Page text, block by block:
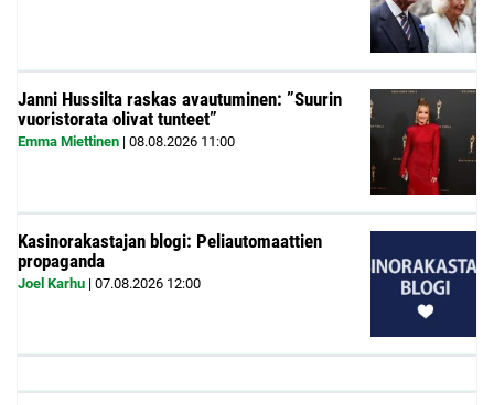
Janni Hussilta raskas avautuminen: ”Suurin
vuoristorata olivat tunteet”
Emma Miettinen | 08.08.2026 11:00
Kasinorakastajan blogi: Peliautomaattien
propaganda
Joel Karhu | 07.08.2026 12:00